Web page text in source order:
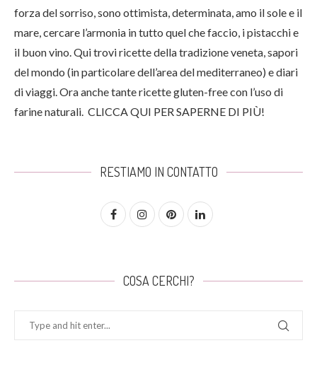
forza del sorriso, sono ottimista, determinata, amo il sole e il
mare, cercare l’armonia in tutto quel che faccio, i pistacchi e
il buon vino. Qui trovi ricette della tradizione veneta, sapori
del mondo (in particolare dell’area del mediterraneo) e diari
di viaggi. Ora anche tante ricette gluten-free con l’uso di
farine naturali. CLICCA QUI PER SAPERNE DI PIÙ!
RESTIAMO IN CONTATTO
COSA CERCHI?